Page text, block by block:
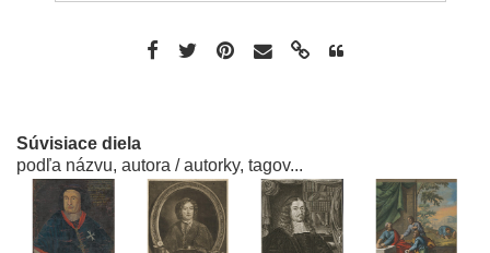
Súvisiace diela
podľa názvu, autora / autorky, tagov...